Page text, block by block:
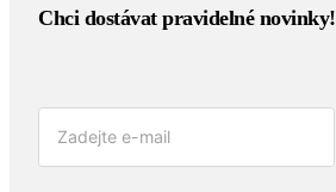
Chci dostávat pravidelné novinky!​